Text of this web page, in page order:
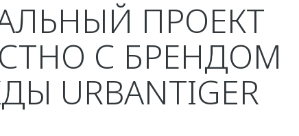
ПРОЕКТ
С БРЕНДОМ
URBANTIGER